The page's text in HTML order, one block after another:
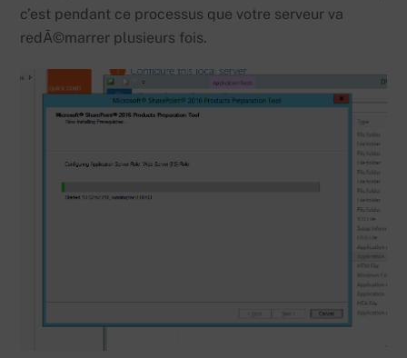
c’est pendant ce processus que votre serveur va
redÃ©marrer plusieurs fois.